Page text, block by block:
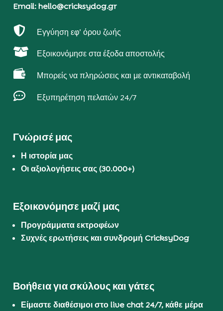
Email: hello@cricksydog.gr
 Εγγύηση εφ’ όρου ζωής
 Εξοικονόμησε στα έξοδα αποστολής
 Μπορείς να πληρώσεις και με αντικαταβολή
 Εξυπηρέτηση πελατών 24/7
Γνώρισέ μας
Η ιστορία μας
Οι αξιολογήσεις σας (30.000+)
Εξοικονόμησε μαζί μας
Προγράμματα εκτροφέων
Συχνές ερωτήσεις και συνδρομή CricksyDog
Βοήθεια για σκύλους και γάτες
Είμαστε διαθέσιμοι στο live chat 24/7, κάθε μέρα